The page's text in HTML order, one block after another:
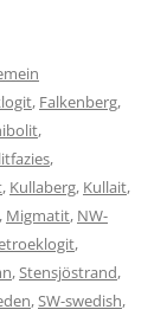
, Falkenberg,
,
,
, Kullaberg, Kullait,
, Migmatit, NW-
,
,Stensjöstrand,
,SW-swedish,